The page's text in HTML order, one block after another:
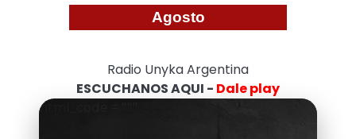
Agosto
Radio Unyka Argentina
ESCUCHANOS AQUI - Dale play